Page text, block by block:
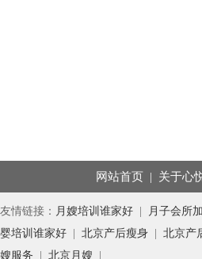
网站首页 | 关于心
友情链接： 月嫂培训谁家好 月子会所
婴培训谁家好
北京产后瘦身 北京产
嫂服务
北京月嫂